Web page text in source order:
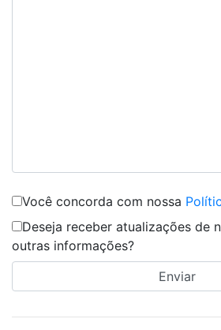
Você concorda com nossa
Deseja receber atualizações de
outras informações?